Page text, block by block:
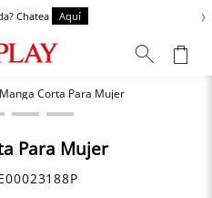
Chatea Aquí ›
Corta Para Mujer
Para Mujer